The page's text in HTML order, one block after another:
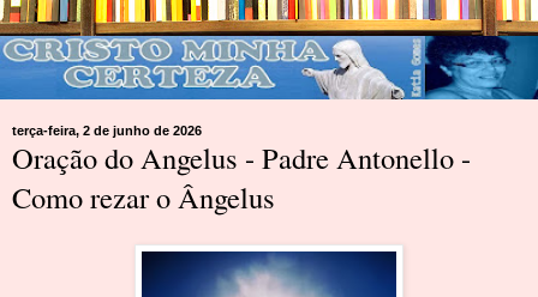
terça-feira, 2 de junho de 2026
Oração do Angelus - Padre Antonello -
Como rezar o Ângelus